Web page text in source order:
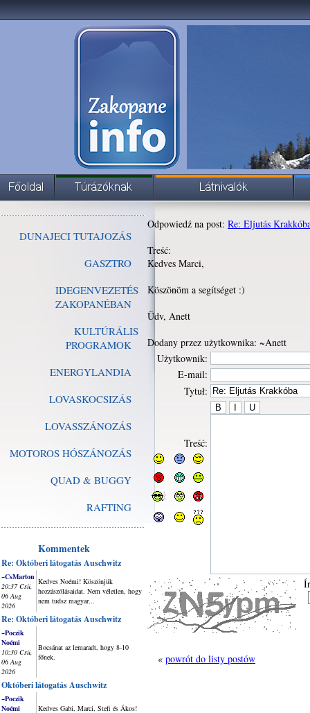
DUNAJECI TUTAJOZÁS
GASZTRO
IDEGENVEZETÉS
ZAKOPANÉBAN
KULTÚRÁLIS
PROGRAMOK
ENERGYLANDIA
LOVASKOCSIZÁS
LOVASSZÁNOZÁS
MOTOROS HÓSZÁNOZÁS
QUAD & BUGGY
RAFTING
Kommentek
Re: Októberi látogatás Auschwitz
~CsMarton
20:37 Csü,
06 Aug
2026
Kedves Noémi! Köszönjük
hozzászólásaidat. Nem véletlen, hogy
nem tudsz magyar...
Re: Októberi látogatás Auschwitz
~Poczik
Noémi
10:30 Csü,
06 Aug
2026
Bocsánat az lemaradt, hogy 8-10
főnek.
Októberi látogatás Auschwitz
~Poczik
Noémi
Kedves Gabi, Marci, Stefi és Ákos!
Odpowiedź na post: Re: Eljutás
Treść:
Kedves Marci,
Köszönöm a segítséget :)
Üdv, Anett
Dodany przez użytkownika: ~Anett
Użytkownik:
E-mail:
Tytuł:
Treść:
« powrót do listy postów